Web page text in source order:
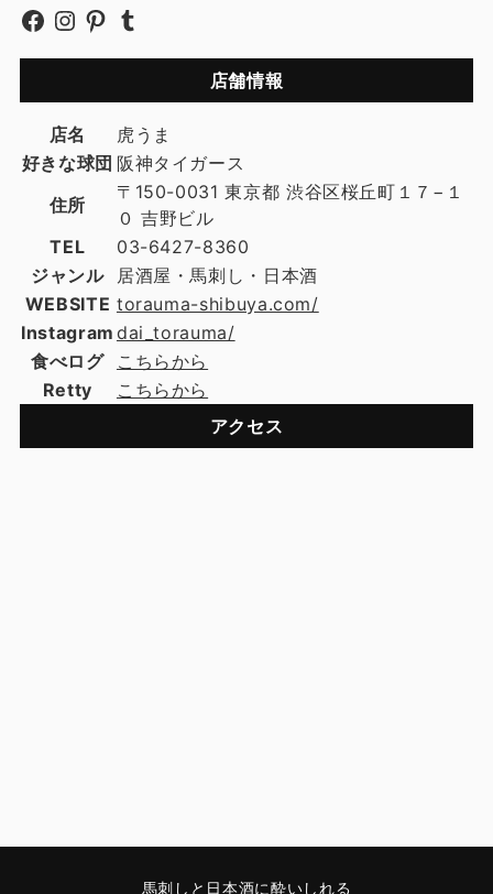
店舗情報
店名
虎うま
好きな球団 阪神タイガース
住所
〒150-0031 東京都 渋谷区桜丘町１７−１
０ 吉野ビル
TEL
03-6427-8360
ジャンル
居酒屋・馬刺し・日本酒
WEBSITE torauma-shibuya.com/
Instagram dai_torauma/
食べログ
こちらから
Retty
こちらから
アクセス
馬刺しと日本酒に酔いしれる